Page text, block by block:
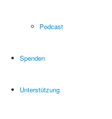
Podcast
Spenden
Unterstützung